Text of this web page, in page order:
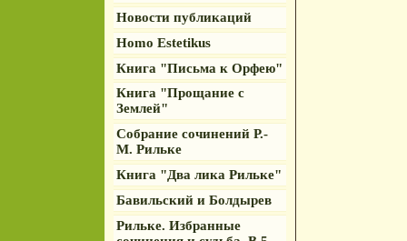
Новости публикаций
Homo Estetikus
Книга "Письма к Орфею"
Книга "Прощание с
Землей"
Собрание сочинений Р.-
М. Рильке
Книга "Два лика Рильке"
Бавильский и Болдырев
Рильке. Избранные